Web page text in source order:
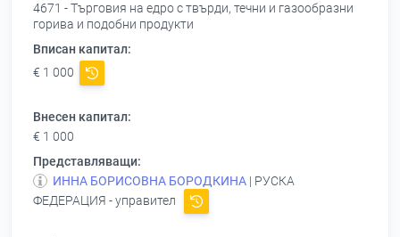
4671 - Търговия на едро с твърди, течни и газообразни
горива и подобни продукти
Вписан капитал:
€ 1 000
Внесен капитал:
€ 1 000
Представляващи:
ИННА БОРИСОВНА БОРОДКИНА | РУСКА
ФЕДЕРАЦИЯ - управител